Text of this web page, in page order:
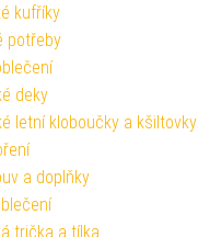
kufříky
potřeby
deky
letní kloboučky a kšiltovky
a doplňky
trička a tílka